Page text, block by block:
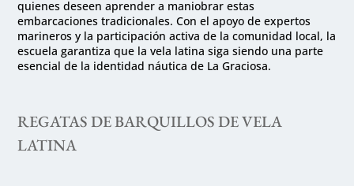
quienes deseen aprender a maniobrar estas
embarcaciones tradicionales. Con el apoyo de expertos
marineros y la participación activa de la comunidad local, la
escuela garantiza que la vela latina siga siendo una parte
esencial de la identidad náutica de La Graciosa.
REGATAS DE BARQUILLOS DE VELA
LATINA